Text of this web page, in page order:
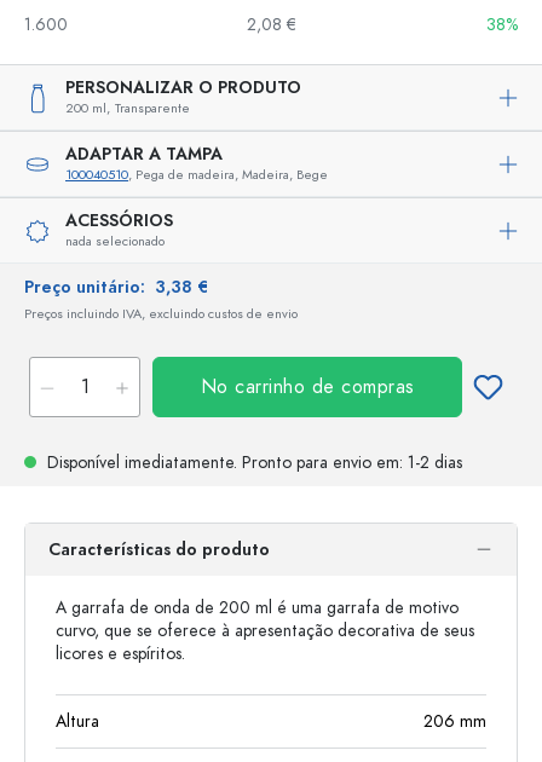
1.600
2,08 € 38%
PERSONALIZAR O PRODUTO
200 ml, Transparente
ADAPTAR A TAMPA
100040510, Pega de madeira, Madeira, Bege
ACESSÓRIOS
nada selecionado
Preço unitário: 3,38 €
Preços incluindo IVA, excluindo custos de envio
No carrinho de compras
Disponível imediatamente. Pronto para envio em: 1-2 dias
Características do produto
A garrafa de onda de 200 ml é uma garrafa de motivo
curvo, que se oferece à apresentação decorativa de seus
licores e espíritos.
Altura 206 mm